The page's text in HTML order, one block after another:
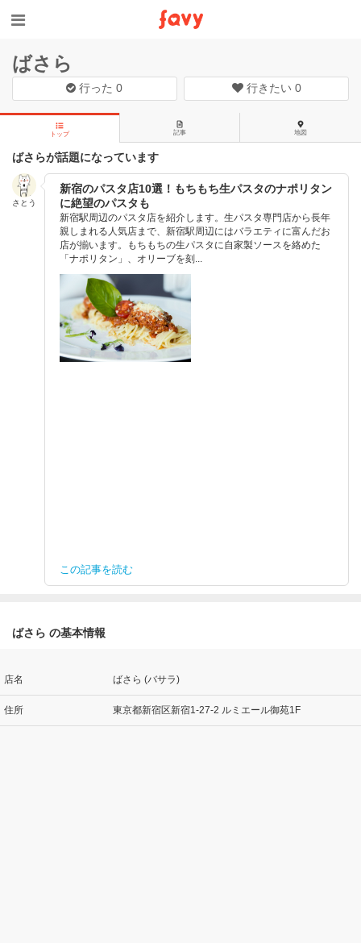
ばさら
行った0 行きたい 0
トップ 記事 地図
ばさらが話題になっています
さとう
新宿のパスタ店10選！もちもち生パスタのナポリタン
に絶望のパスタも
新宿駅周辺のパスタ店を紹介します。生パスタ専門店から長年
親しまれる人気店まで、新宿駅周辺にはバラエティに富んだお
店が揃います。もちもちの生パスタに自家製ソースを絡めた
「ナポリタン」、オリーブを刻...
この記事を読む
ばさら の基本情報
店名 ばさら (バサラ)
住所 東京都新宿区新宿1-27-2 ルミエール御苑1F